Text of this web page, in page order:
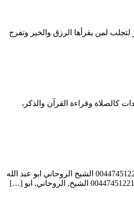
لمن يقرأها الرزق والخير وتفرج
كالصلاة وقراءة القرآن والذكر،
الشيخ الروحاني العالمي ابو عبد الله الانصاري شيخ روحاني مجاني 00447451221963 الشيخ الروحاني ابو عبد الله الانصاري جلب الحبيب وفك اعمال السحر والمس 00447451221963 الشيخ الروحاني ابو عبد الله